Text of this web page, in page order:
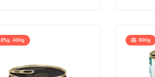
400g 800g